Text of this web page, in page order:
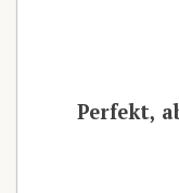
Perfekt,